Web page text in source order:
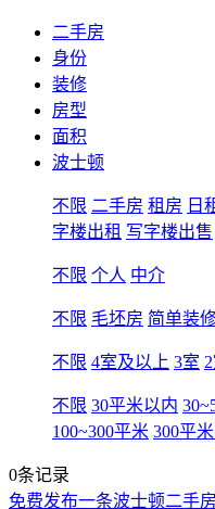
二手房
身份
装修
房型
面积
波士顿
不限 二手房 租房 日
字楼出租 写字楼出售
不限 个人 中介
不限 毛坯房 简单装
不限 4室及以上 3室
不限 30平米以内
100~300平米 300平
0条记录
免费发布一条波士顿二手